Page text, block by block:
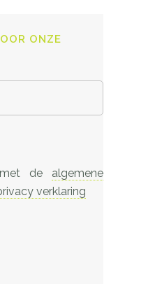
ONZE
de algemene
verklaring